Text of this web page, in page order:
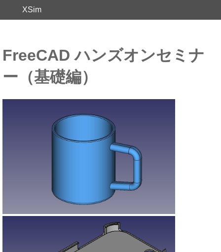
XSim
FreeCAD ハンズオンセミナ
ー（基礎編）